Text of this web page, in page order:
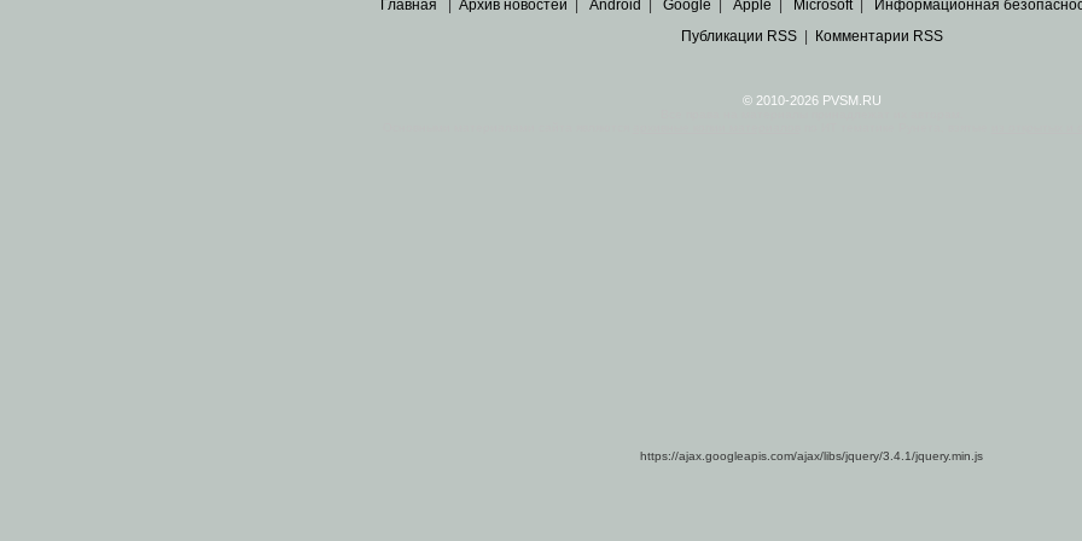
Главная Архив новостей Android Google Apple Microsoft| Информационная
Публикации RSS| Комментарии RSS
© 2010-2026 PVSM.RU
https://ajax.googleapis.com/ajax/libs/jquery/3.4.1/jquery.min.js